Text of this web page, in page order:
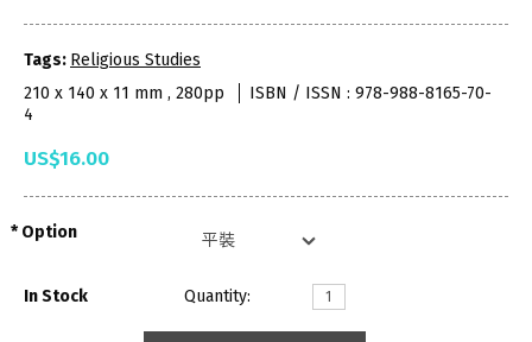
Tags: Religious Studies
210 x 140 x 11 mm , 280pp
ISBN / ISSN : 978-988-8165-70-
4
US$16.00
Option
In Stock Quantity: